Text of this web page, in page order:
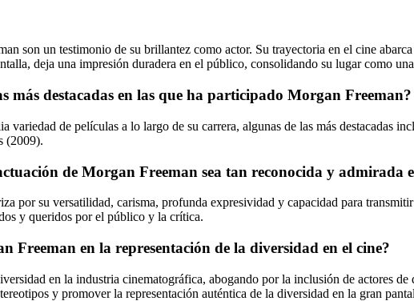
son un testimonio de su brillantez como actor. Su trayectoria en el cine
deja una impresión duradera en el público, consolidando su lugar como
más destacadas en las que ha participado Morgan Freeman?
variedad de películas a lo largo de su carrera, algunas de las más
(2009).
de Morgan Freeman sea tan reconocida y
por su versatilidad, carisma, profunda expresividad y capacidad para
y queridos por el público y la crítica.
Freeman en la representación de la diversidad en el cine?
en la industria cinematográfica, abogando por la inclusión de actores
y promover la representación auténtica de la diversidad en la gran